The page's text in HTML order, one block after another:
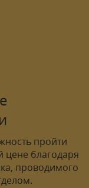
пройти
цене благодаря
проводимого